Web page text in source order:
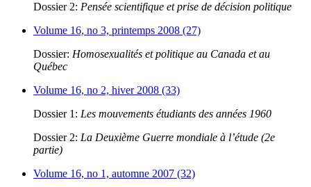
Dossier 2: Pensée scientifique et prise de décision politique
Volume 16, no 3, printemps 2008 (27)
Dossier: Homosexualités et politique au Canada et au
Québec
Volume 16, no 2, hiver 2008 (33)
Dossier 1: Les mouvements étudiants des années 1960
Dossier 2: La Deuxième Guerre mondiale à l’étude (2e
partie)
Volume 16, no 1, automne 2007 (32)